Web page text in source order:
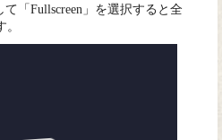
「Fullscreen」を選択すると全